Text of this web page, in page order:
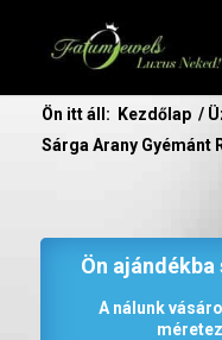
Ön itt áll: Kezdőlap /
Sárga Arany Gyémánt
Ön
A nálunk